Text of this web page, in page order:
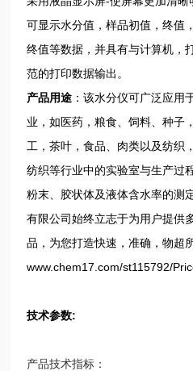
可显示水分值，样品初值，终值
终值等数据，并具有与计算机，
范的打印数据输出。
产品用途 ：该水分仪可广泛应用
业，如医药，粮食、饲料、种子
工，茶叶，食品、肉类以及纺织
纺织等行业中的实验室与生产过
粉末、胶状体及液体含水率的测
有限公司始终立志于为用户提供
品，为您打造快速，准确，物超
www.chem17.com/st115792/
技术参数:
产品技术指标：